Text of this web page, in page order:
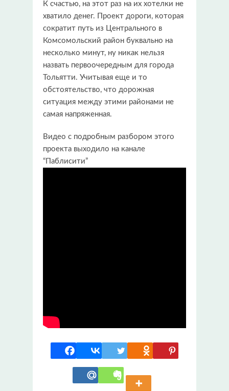
К счастью, на этот раз на их хотелки не
хватило денег. Проект дороги, которая
сократит путь из Центрального в
Комсомольский район буквально на
несколько минут, ну никак нельзя
назвать первоочередным для города
Тольятти. Учитывая еще и то
обстоятельство, что дорожная
ситуация между этими районами не
самая напряженная.
Видео с подробным разбором этого
проекта выходило на канале
“Паблисити”